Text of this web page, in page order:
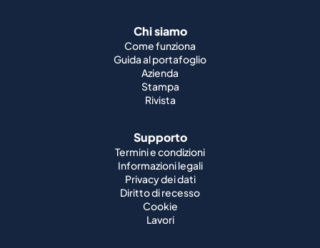
Chi siamo
Come funziona
Guida al portafoglio
Azienda
Stampa
Rivista
Supporto
Termini e condizioni
Informazioni legali
Privacy dei dati
Diritto di recesso
Cookie
Lavori